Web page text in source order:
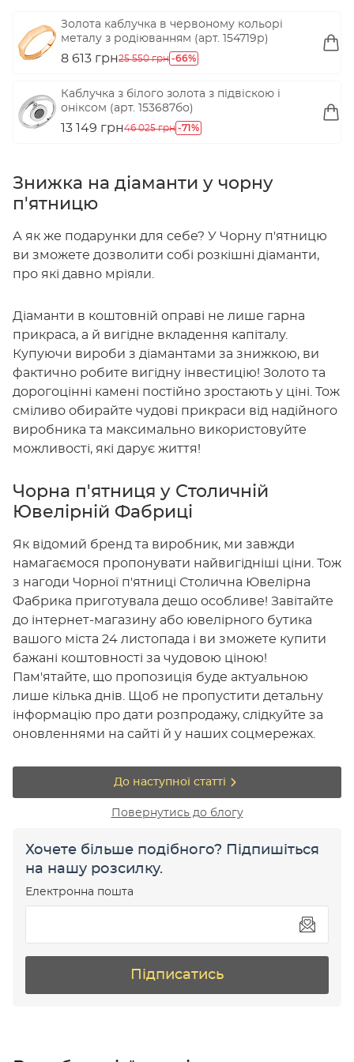
Золота каблучка в червоному кольорі
металу з родіюванням (арт. 154719р)
8 613 грн25 550 грн -66%
Каблучка з білого золота з підвіскою і
оніксом (арт. 153687бо)
13 149 грн46 025 грн -71%
Знижка на діаманти у чорну
п'ятницю
А як же подарунки для себе? У Чорну п'ятницю
ви зможете дозволити собі розкішні діаманти,
про які давно мріяли.
Діаманти в коштовній оправі не лише гарна
прикраса, а й вигідне вкладення капіталу.
Купуючи вироби з діамантами за знижкою, ви
фактично робите вигідну інвестицію! Золото та
дорогоцінні камені постійно зростають у ціні. Тож
сміливо обирайте чудові прикраси від надійного
виробника та максимально використовуйте
можливості, які дарує життя!
Чорна п'ятниця у Столичній
Ювелірній Фабриці
Як відомий бренд та виробник, ми завжди
намагаємося пропонувати найвигідніші ціни. Тож
з нагоди Чорної п'ятниці Столична Ювелірна
Фабрика приготувала дещо особливе! Завітайте
до інтернет-магазину або ювелірного бутика
вашого міста 24 листопада і ви зможете купити
бажані коштовності за чудовою ціною!
Пам'ятайте, що пропозиція буде актуальною
лише кілька днів. Щоб не пропустити детальну
інформацію про дати розпродажу, слідкуйте за
оновленнями на сайті й у наших соцмережах.
До наступної статті
Повернутись до блогу
Хочете більше подібного? Підпишіться
на нашу розсилку.
Електронна пошта
Підписатись